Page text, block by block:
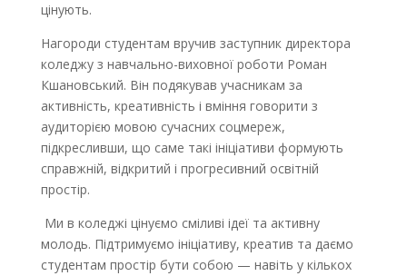
цінують.
Нагороди студентам вручив заступник директора
коледжу з навчально-виховної роботи Роман
Кшановський. Він подякував учасникам за
активність, креативність і вміння говорити з
аудиторією мовою сучасних соцмереж,
підкресливши, що саме такі ініціативи формують
справжній, відкритий і прогресивний освітній
простір.
Ми в коледжі цінуємо сміливі ідеї та активну
молодь. Підтримуємо ініціативу, креатив та даємо
студентам простір бути собою — навіть у кількох